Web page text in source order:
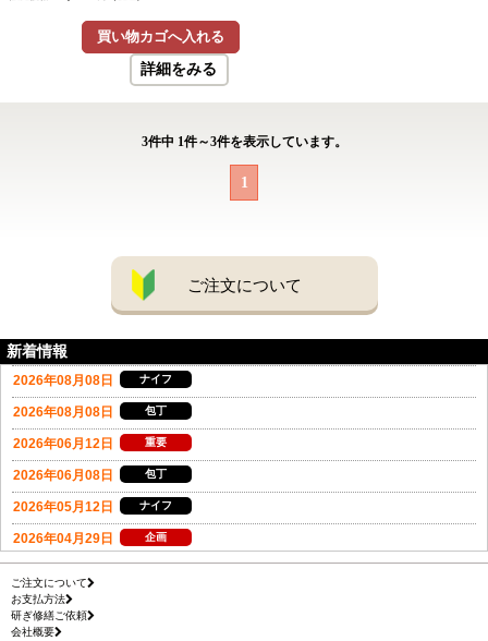
買い物カゴへ入れる
詳細をみる
3件中 1件～3件を表示しています。
1
ご注文について
新着情報
ご注文について
お支払方法
研ぎ修繕ご依頼
会社概要